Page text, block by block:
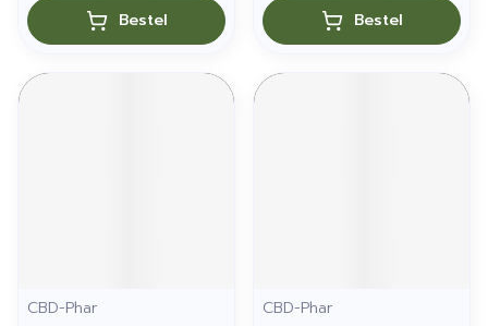
Bestel Bestel
CBD-Phar
CBD-Phar